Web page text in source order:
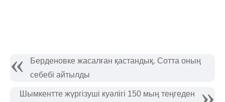
Берденовке жасалған қастандық. Сотта оның
себебі айтылды
Шымкентте жүргізуші куәлігі 150 мың теңгеден